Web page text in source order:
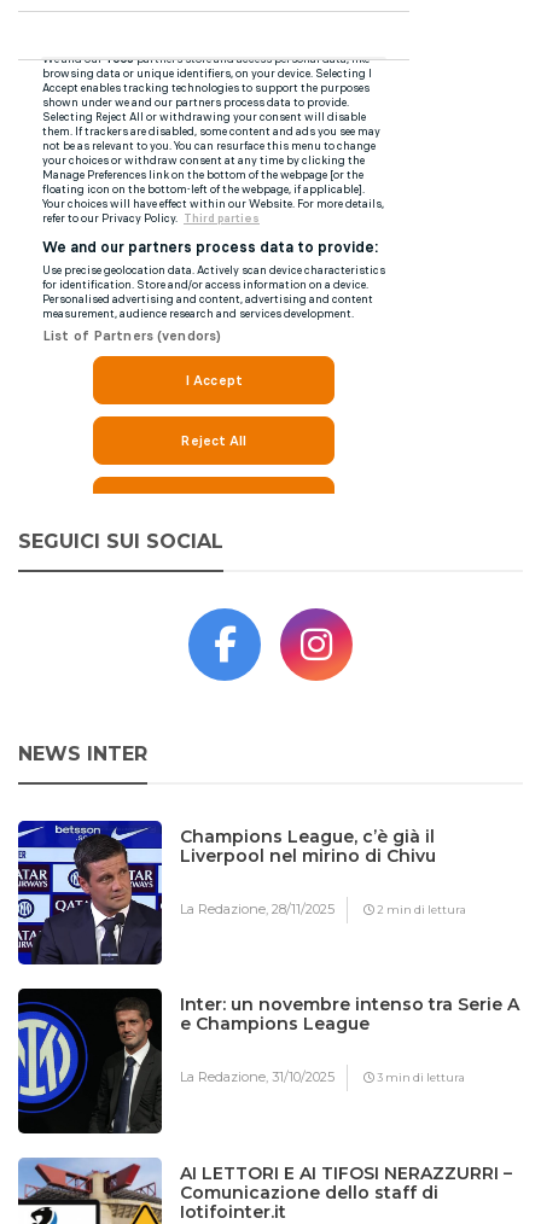
SEGUICI SUI SOCIAL
NEWS INTER
Champions League, c’è già il
Liverpool nel mirino di Chivu
La Redazione,28/11/2025 2 min di lettura
Inter: un novembre intenso tra Serie A
e Champions League
La Redazione,31/10/2025 3 min di lettura
AI LETTORI E AI TIFOSI NERAZZURRI –
Comunicazione dello staff di
Iotifointer.it